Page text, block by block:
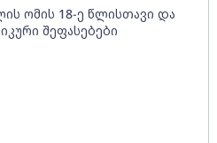
ომის 18-ე წლისთავი და
შეფასებები